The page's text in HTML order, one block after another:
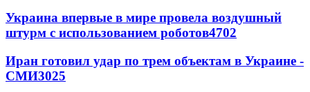
Украина впервые в мире провела воздушный
штурм с использованием роботов4702
Иран готовил удар по трем объектам в Украине -
СМИ3025